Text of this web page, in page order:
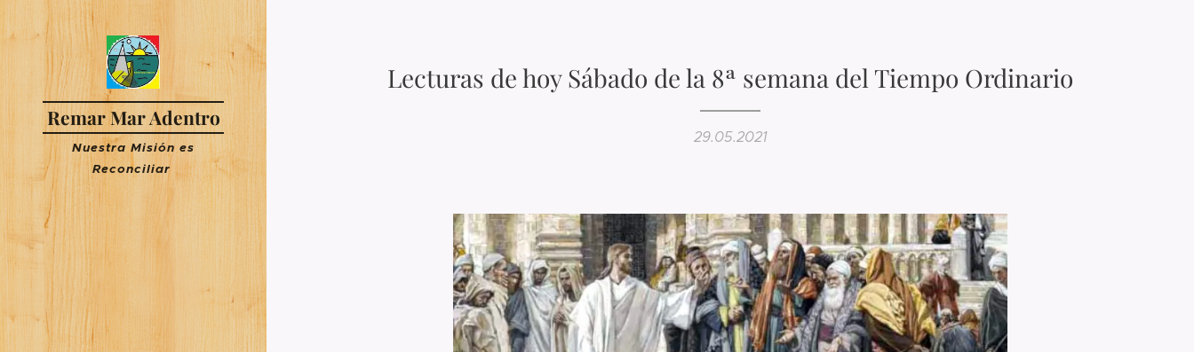
Remar Mar Adentro
Nuestra Misión es
Reconciliar
Lecturas de hoy Sábado de la 8ª semana del Tiempo Ordinario
29.05.2021